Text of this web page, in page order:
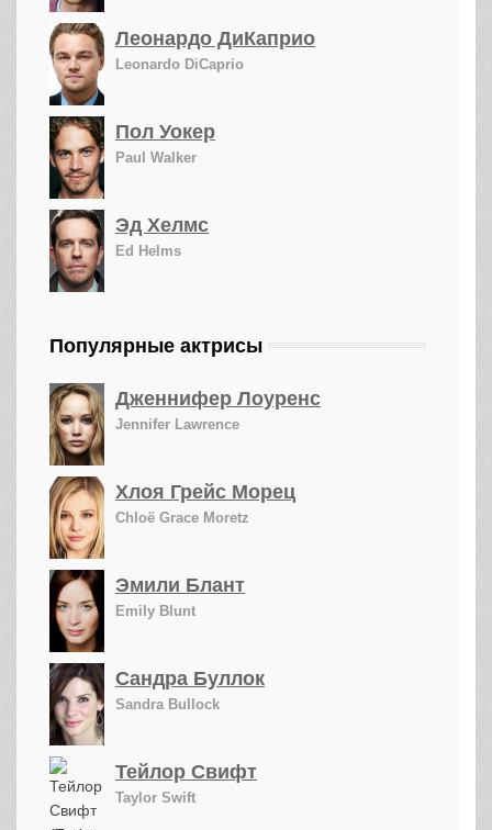
Леонардо ДиКаприо
Leonardo DiCaprio
Пол Уокер
Paul Walker
Эд Хелмс
Ed Helms
Популярные актрисы
Дженнифер Лоуренс
Jennifer Lawrence
Хлоя Грейс Морец
Chloë Grace Moretz
Эмили Блант
Emily Blunt
Сандра Буллок
Sandra Bullock
Тейлор Свифт
Taylor Swift